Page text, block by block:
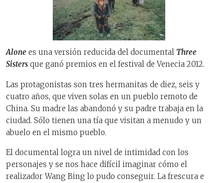
Alone es una versión reducida del documental Three
Sisters que ganó premios en el festival de Venecia 2012.
Las protagonistas son tres hermanitas de diez, seis y
cuatro años, que viven solas en un pueblo remoto de
China. Su madre las abandonó y su padre trabaja en la
ciudad. Sólo tienen una tía que visitan a menudo y un
abuelo en el mismo pueblo.
El documental logra un nivel de intimidad con los
personajes y se nos hace difícil imaginar cómo el
realizador Wang Bing lo pudo conseguir. La frescura e